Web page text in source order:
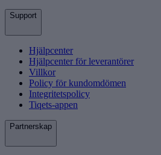
Support
Hjälpcenter
Hjälpcenter för leverantörer
Villkor
Policy för kundomdömen
Integritetspolicy
Tiqets-appen
Partnerskap